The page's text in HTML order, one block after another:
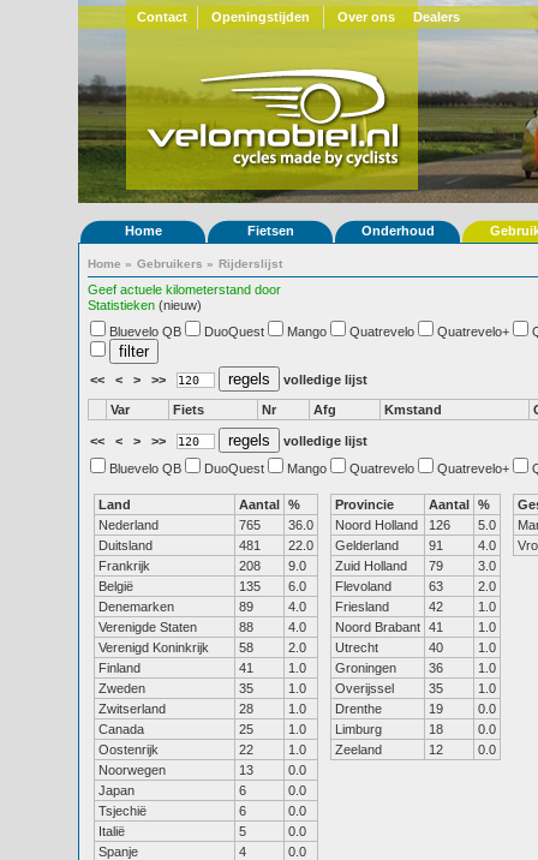
Contact Openingstijden Over ons Dealers
Home Fietsen Onderhoud
Home » Gebruikers » Rijderslijst
Geef actuele kilometerstand door
Statistieken (nieuw)
Bluevelo QB
DuoQuest Mango Quatrevelo Quatrevelo+
<< < > >> volledige lijst
Var Fiets Nr Afg Kmstand
<< < > >>
volledige lijst
Bluevelo QB
DuoQuest Mango Quatrevelo Quatrevelo+
Land Aantal %
Nederland
765
36.0
Duitsland
481
22.0
Frankrijk
208
9.0
België
135
6.0
Denemarken
89
4.0
Verenigde Staten
88
4.0
Verenigd Koninkrijk
58
2.0
Finland
41
1.0
Zweden
35
1.0
Zwitserland
28
1.0
Canada
25
1.0
Oostenrijk
22
1.0
Noorwegen
13
0.0
Japan
6
0.0
Tsjechië
6
0.0
Italië
5
0.0
Spanje
4
0.0
Provincie Aantal %
Noord Holland
126
5.0
Gelderland
91
4.0
Zuid Holland
79
3.0
Flevoland
63
2.0
Friesland
42
1.0
Noord Brabant 41
1.0
Utrecht
40
1.0
Groningen
36
1.0
Overijssel
35
1.0
Drenthe
19
0.0
Limburg
18
0.0
Zeeland
12 0.0